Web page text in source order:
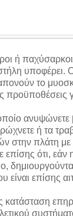
ή
υποφέρει.
το
προϋποθέσεις
ανυψώνετε
ή τα
στην πλάτη
ότι, εάν
επίσης